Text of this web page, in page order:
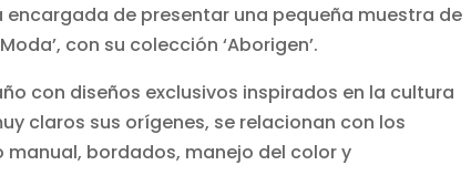
encargada de presentar una pequeña muestra de
con su colección ‘Aborigen’.
con diseños exclusivos inspirados en la cultura
claros sus orígenes, se relacionan con los
bordados, manejo del color y